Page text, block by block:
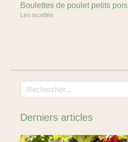
Boulettes de poulet petits pois
Les recettes
Rechercher
Derniers articles